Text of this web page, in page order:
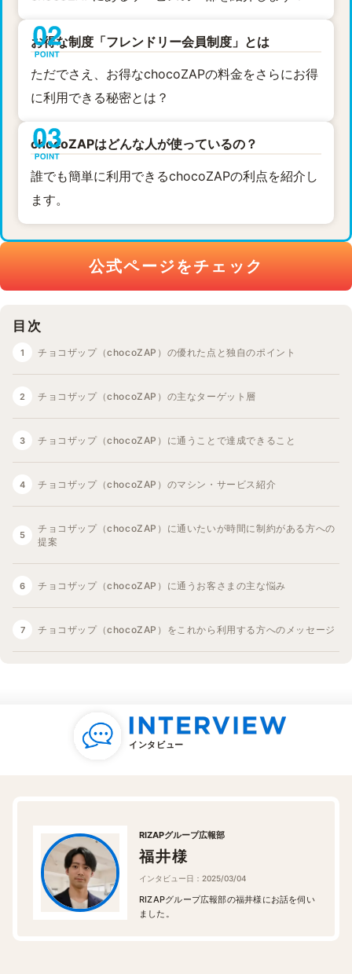
お得な制度「フレンドリー会員制度」とは
ただでさえ、お得なchocoZAPの料金をさらにお得
に利用できる秘密とは？
chocoZAPはどんな人が使っているの？
誰でも簡単に利用できるchocoZAPの利点を紹介し
ます。
公式ページをチェック
目次
チョコザップ（chocoZAP）の優れた点と独自のポイント
チョコザップ（chocoZAP）の主なターゲット層
チョコザップ（chocoZAP）に通うことで達成できること
チョコザップ（chocoZAP）のマシン・サービス紹介
チョコザップ（chocoZAP）に通いたいが時間に制約がある方への
提案
チョコザップ（chocoZAP）に通うお客さまの主な悩み
チョコザップ（chocoZAP）をこれから利用する方へのメッセージ
インタビュー
RIZAPグループ広報部
福井様
インタビュー日：2025/03/04
RIZAPグループ広報部の福井様にお話を伺い
ました。